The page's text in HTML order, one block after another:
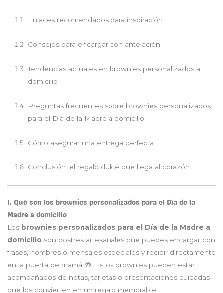
Enlaces recomendados para inspiración
Consejos para encargar con antelación
Tendencias actuales en brownies personalizados a
domicilio
Preguntas frecuentes sobre brownies personalizados
para el Día de la Madre a domicilio
Cómo asegurar una entrega perfecta
Conclusión: el regalo dulce que llega al corazón
1. Qué son los brownies personalizados para el Día de la
Madre a domicilio
Los brownies personalizados para el Día de la Madre a
domicilio son postres artesanales que puedes encargar con
frases, nombres o mensajes especiales y recibir directamente
en la puerta de mamá 🎁. Estos brownies pueden estar
acompañados de notas, tarjetas o presentaciones cuidadas
que los convierten en un regalo memorable.